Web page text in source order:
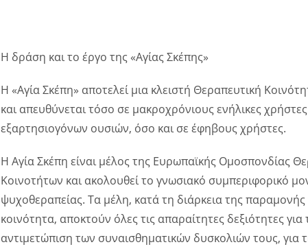
Η δράση και το έργο της «Αγίας Σκέπης»
Η «Αγία Σκέπη» αποτελεί μια κλειστή Θεραπευτική
και απευθύνεται τόσο σε μακροχρόνιους ενήλικες χρήστες
εξαρτησιογόνων ουσιών, όσο και σε έφηβους χρήστες.
Η Αγία Σκέπη είναι μέλος της Ευρωπαϊκής Ομοσπονδίας
Κοινοτήτων και ακολουθεί το γνωσιακό συμπεριφορικό
ψυχοθεραπείας. Τα μέλη, κατά τη διάρκεια της
κοινότητα, αποκτούν όλες τις απαραίτητες δεξιότητες για
αντιμετώπιση των συναισθηματικών δυσκολιών τους, για